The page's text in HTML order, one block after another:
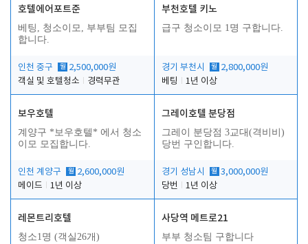
호텔에어포트준
베팅, 청소이모, 부부팀 모집
합니다.
인천 중구 월 2,500,000원
객실 및 호텔청소
경력무관
부천호텔 키노
급구 청소이모 1명 구합니다.
경기 부천시 월 2,800,000원
베팅
1년 이상
보우호텔
계양구 *보우호텔* 에서 청소
이모 모집합니다.
인천 계양구 월 2,600,000원
메이드
1년 이상
그레이호텔 분당점
그레이 분당점 3교대(격비비)
당번 구인합니다.
경기 성남시 월 3,000,000원
당번
1년 이상
레몬트리호텔
청소1명 (객실26개)
사당역 메트로21
부부 청소팀 구합니다